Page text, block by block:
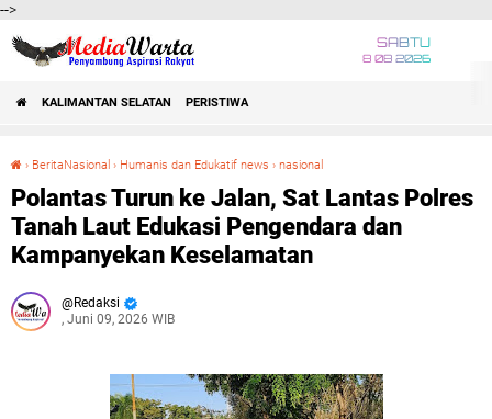
-->
SABTU
8 08 2026
KALIMANTAN SELATAN PERISTIWA
› BeritaNasional › Humanis dan Edukatif news › nasional
Polantas Turun ke Jalan, Sat Lantas Polres
Tanah Laut Edukasi Pengendara dan
Kampanyekan Keselamatan
Redaksi
, Juni 09, 2026 WIB